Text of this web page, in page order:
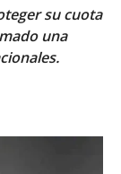
su cuota
una